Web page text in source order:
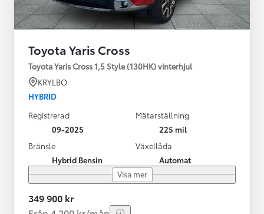
Toyota Yaris Cross
Toyota Yaris Cross 1,5 Style (130HK) vinterhjul
KRYLBO
HYBRID
Registrerad
09-2025
Mätarställning
225 mil
Bränsle
Hybrid Bensin
Växellåda
Automat
Visa mer
349 900 kr